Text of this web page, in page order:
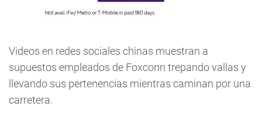
Videos en redes sociales chinas muestran a
supuestos empleados de Foxconn trepando vallas y
llevando sus pertenencias mientras caminan por una
carretera.